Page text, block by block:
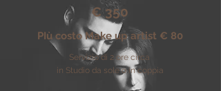
€ 350
PIù costo Make up artist € 80
Servizio di 2 ore circa
in Studio da sole o in coppia